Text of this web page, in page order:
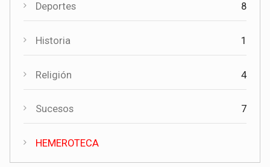
La experiencia de más de quince años respalda la apertura
de una nueva funeraria en Torrubia del Campo
Deportes 8
Historia 1
Religión 4
Sucesos 7
HEMEROTECA